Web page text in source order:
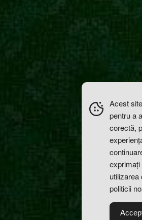
Acest
pentru a
corectă,
politicii